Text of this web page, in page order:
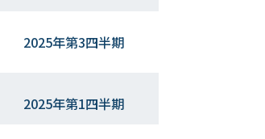
2025年第3四半期
2025年第1四半期